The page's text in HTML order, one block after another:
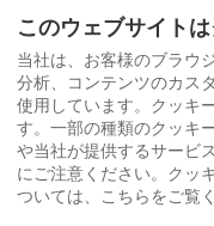
利用規約
プライバシーポリシー
ムーンシャイン イン
このウェブサイト
当社は、お客様のブラウ
分析、コンテンツのカス
使用しています。クッキ
す。一部の種類のクッキ
や当社が提供するサービ
にご注意ください。クッ
ついては、こちらをご覧